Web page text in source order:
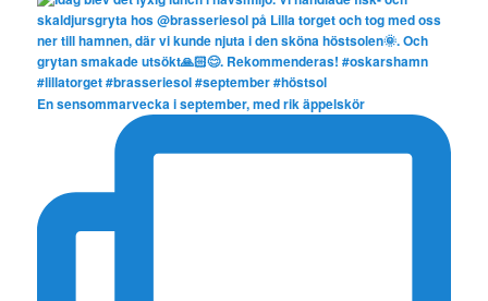
En sensommarvecka i september, med rik äppelskör